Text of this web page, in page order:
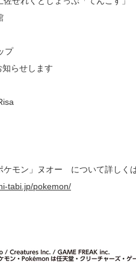
プ
らせします
ケモン」ヌオー について詳しく
tabi.jp/pokemon/